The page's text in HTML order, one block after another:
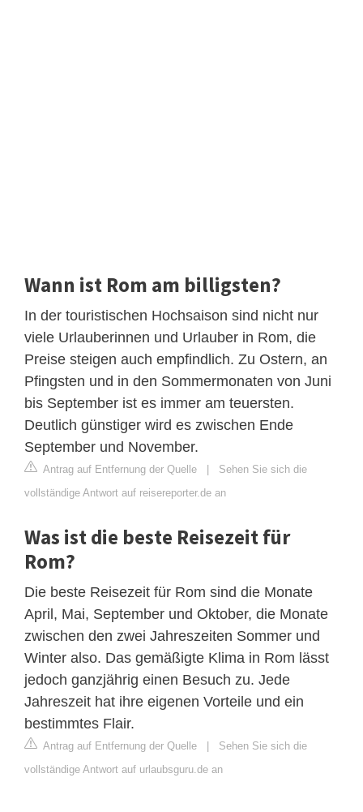
Wann ist Rom am billigsten?
In der touristischen Hochsaison sind nicht nur
viele Urlauberinnen und Urlauber in Rom, die
Preise steigen auch empfindlich. Zu Ostern, an
Pfingsten und in den Sommermonaten von Juni
bis September ist es immer am teuersten.
Deutlich günstiger wird es zwischen Ende
September und November.
Antrag auf Entfernung der Quelle | Sehen Sie sich die
vollständige Antwort auf reisereporter.de an
Was ist die beste Reisezeit für
Rom?
Die beste Reisezeit für Rom sind die Monate
April, Mai, September und Oktober, die Monate
zwischen den zwei Jahreszeiten Sommer und
Winter also. Das gemäßigte Klima in Rom lässt
jedoch ganzjährig einen Besuch zu. Jede
Jahreszeit hat ihre eigenen Vorteile und ein
bestimmtes Flair.
Antrag auf Entfernung der Quelle | Sehen Sie sich die
vollständige Antwort auf urlaubsguru.de an